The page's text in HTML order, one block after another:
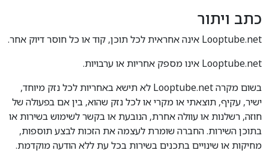
כתב ויתור
Looptube.net אינה אחראית לכל תוכן, קוד או כל חוסר דיוק אחר.
Looptube.net אינו מספק אחריות או ערבויות.
בשום מקרה Looptube.net לא תישא באחריות לכל נזק מיוחד,
ישיר, עקיף, תוצאתי או מקרי או לכל נזק שהוא, בין אם בפעולה של
חוזה, רשלנות או עוולה אחרת, הנובעת או בקשר לשימוש בשירות או
בתוכן השירות. החברה שומרת לעצמה את הזכות לבצע תוספות,
מחיקות או שינויים בתכנים בשירות בכל עת ללא הודעה מוקדמת.